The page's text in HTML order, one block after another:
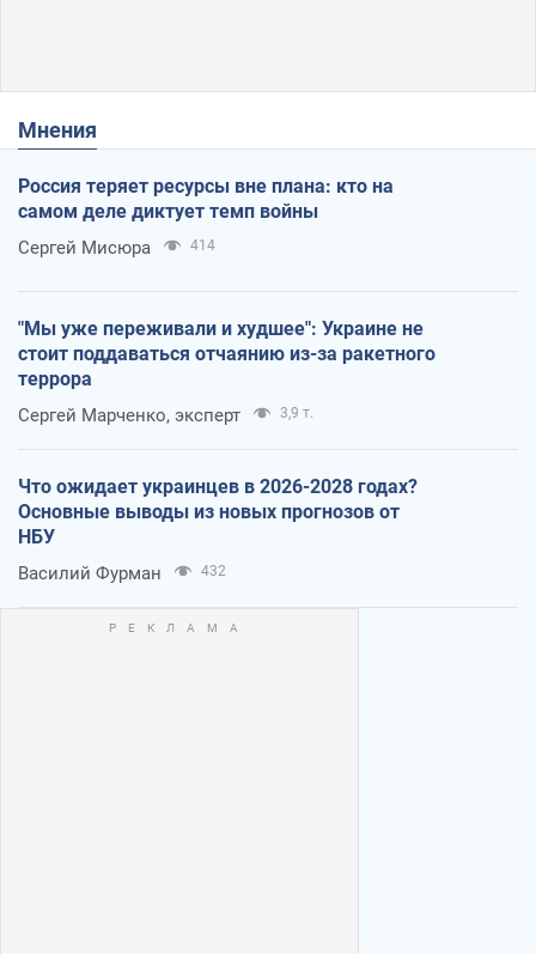
Мнения
Россия теряет ресурсы вне плана: кто на
самом деле диктует темп войны
Сергей Мисюра 414
"Мы уже переживали и худшее": Украине не
стоит поддаваться отчаянию из-за ракетного
террора
Сергей Марченко, эксперт 3,9 т.
Что ожидает украинцев в 2026-2028 годах?
Основные выводы из новых прогнозов от
НБУ
Василий Фурман 432